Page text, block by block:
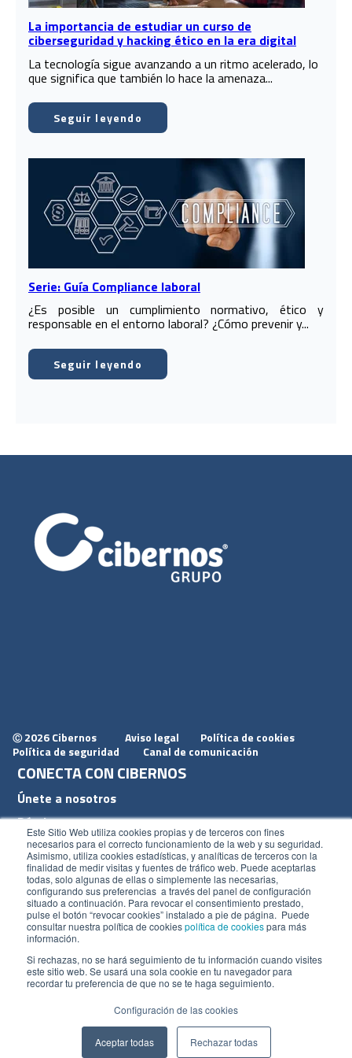
Este Sitio Web utiliza cookies propias y de terceros con fines
necesarios para el correcto funcionamiento de la web y su seguridad.
Asimismo, utiliza cookies estadísticas, y analíticas de terceros con la
finalidad de medir visitas y fuentes de tráfico web. Puede aceptarlas
todas, solo algunas de ellas o simplemente las necesarias,
configurando sus preferencias a través del panel de configuración
situado a continuación. Para revocar el consentimiento prestado,
pulse el botón “revocar cookies” instalado a pie de página. Puede
consultar nuestra política de cookiespolítica de cookiespara más
información.
Si rechazas, no se hará seguimiento de tu información cuando visites
este sitio web. Se usará una sola cookie en tu navegador para
recordar tu preferencia de que no se te haga seguimiento.
Configuración de las cookies
Aceptar todas Rechazar todas
La importancia de estudiar un curso de
ciberseguridad y hacking ético en la era digital
La tecnología sigue avanzando a un ritmo acelerado, lo
que significa que también lo hace la amenaza...
Seguir leyendo
Serie: Guía Compliance laboral
¿Es posible un cumplimiento normativo, ético y
responsable en el entorno laboral? ¿Cómo prevenir y...
Seguir leyendo
Ⓒ 2026 Cibernos Aviso legal
Política de cookies
Política de seguridad
Canal de comunicación
CONECTA CON CIBERNOS
Únete a nosotros
Dónde estamos
Conoce nuestro blog
ACCESOS
Intranet